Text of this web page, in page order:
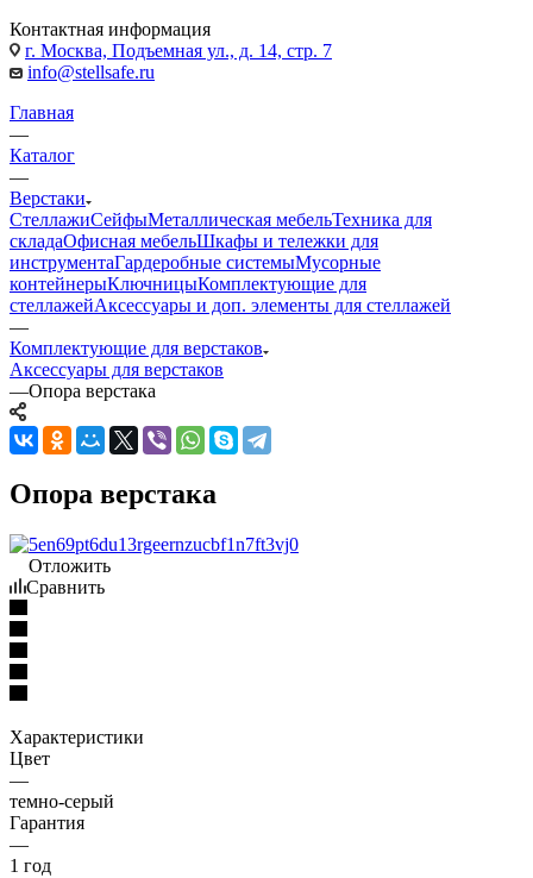
Контактная информация
г. Москва, Подъемная ул., д. 14, стр. 7
info@stellsafe.ru
Главная
—
Каталог
—
Верстаки
СтеллажиСейфыМеталлическая мебельТехника для
складаОфисная мебельШкафы и тележки для
инструментаГардеробные системыМусорные
контейнерыКлючницыКомплектующие для
стеллажейАксессуары и доп. элементы для стеллажей
—
Комплектующие для верстаков
Аксессуары для верстаков
—Опора верстака
Опора верстака
Отложить
Сравнить
Характеристики
Цвет
—
темно-серый
Гарантия
—
1 год